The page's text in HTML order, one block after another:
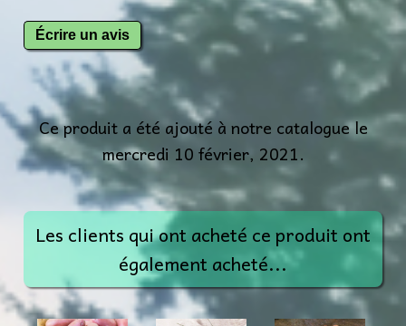
Écrire un avis
Ce produit a été ajouté à notre catalogue le
mercredi 10 février, 2021.
Les clients qui ont acheté ce produit ont
également acheté...